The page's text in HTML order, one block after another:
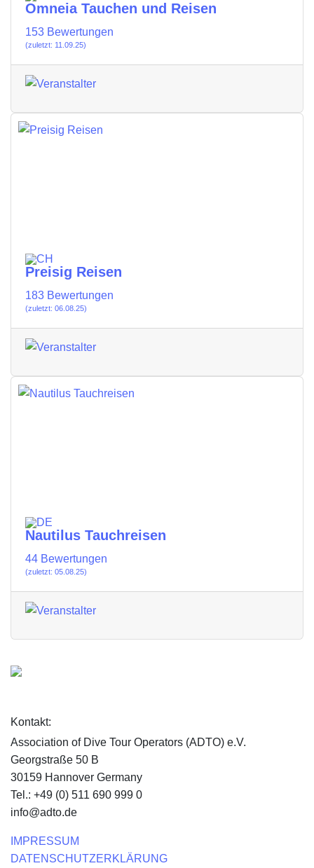
Omneia Tauchen und Reisen
153 Bewertungen
(zuletzt: 11.09.25)
Preisig Reisen
183 Bewertungen
(zuletzt: 06.08.25)
Nautilus Tauchreisen
44 Bewertungen
(zuletzt: 05.08.25)
Kontakt:
Association of Dive Tour Operators (ADTO) e.V.
Georgstraße 50 B
30159 Hannover Germany
Tel.: +49 (0) 511 690 999 0
info@adto.de
IMPRESSUM
DATENSCHUTZERKLÄRUNG